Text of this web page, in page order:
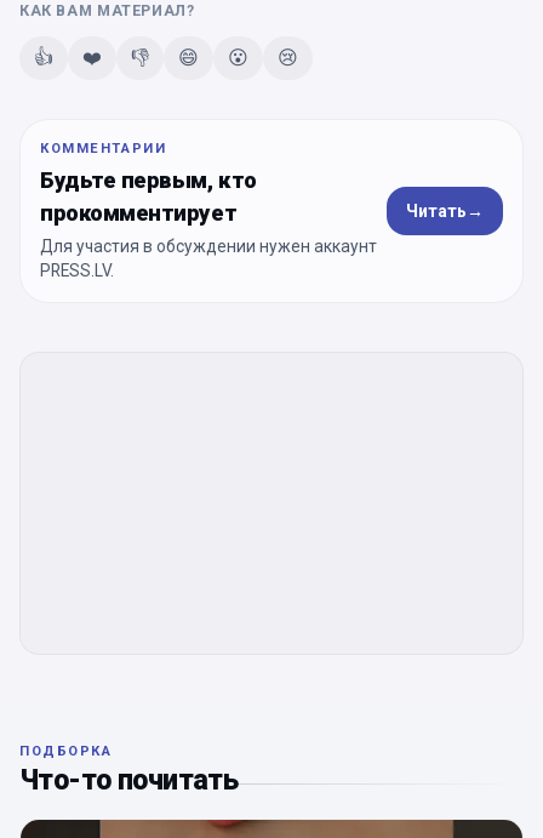
КАК ВАМ МАТЕРИАЛ?
👍 ❤️ 👎 😄 😮 😢
КОММЕНТАРИИ
Будьте первым, кто
прокомментирует
Для участия в обсуждении нужен аккаунт
PRESS.LV.
Читать→
ПОДБОРКА
Что-то почитать